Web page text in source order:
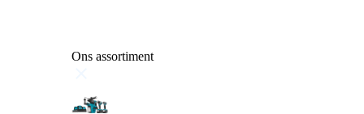
Ons assortiment